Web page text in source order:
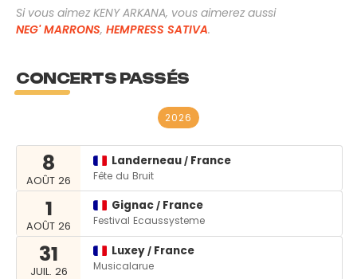
Si vous aimez KENY ARKANA, vous aimerez aussi
NEG' MARRONS, HEMPRESS SATIVA.
CONCERTS PASSÉS
2026
8
AOÛT 26
Landerneau/ France
Fête du Bruit
1
AOÛT 26
Gignac/ France
Festival Ecaussysteme
31
JUIL. 26
Luxey/ France
Musicalarue